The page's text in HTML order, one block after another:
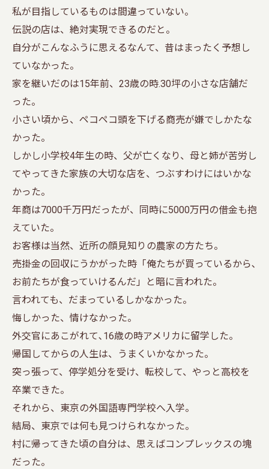
私が目指しているものは間違っていない。
伝説の店は、絶対実現できるのだと。
自分がこんなふうに思えるなんて、昔はまったく予想し
ていなかった。
家を継いだのは15年前、23歳の時.30坪の小さな店舗だ
った。
小さい頃から、ペコペコ頭を下げる商売が嫌でしかたな
かった。
しかし小学校4年生の時、父が亡くなり、母と姉が苦労し
てやってきた家族の大切な店を、つぶすわけにはいかな
かった。
年商は7000千万円だったが、同時に5000万円の借金も抱
えていた。
お客様は当然、近所の顔見知りの農家の方たち。
売掛金の回収にうかがった時「俺たちが買っているから､
お前たちが食っていけるんだ」と暗に言われた。
言われても、だまっているしかなかった。
悔しかった、情けなかった。
外交官にあこがれて､16歳の時アメリカに留学した。
帰国してからの人生は、うまくいかなかった。
突っ張って、停学処分を受け、転校して、やっと高校を
卒業できた。
それから、東京の外国語専門学校へ入学。
結局、東京では何も見つけられなかった。
村に帰ってきた頃の自分は、思えばコンプレックスの塊
だった。